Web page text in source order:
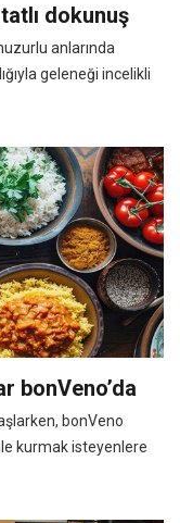
dokunuş
anlarında
geleneği incelikli
bonVeno’da
bonVeno
kurmak isteyenlere